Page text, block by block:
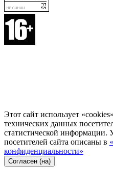
Этот сайт использует
технических данных
статистической информации.
посетителей сайта описаны в
конфиденциальности»
Согласен (на)